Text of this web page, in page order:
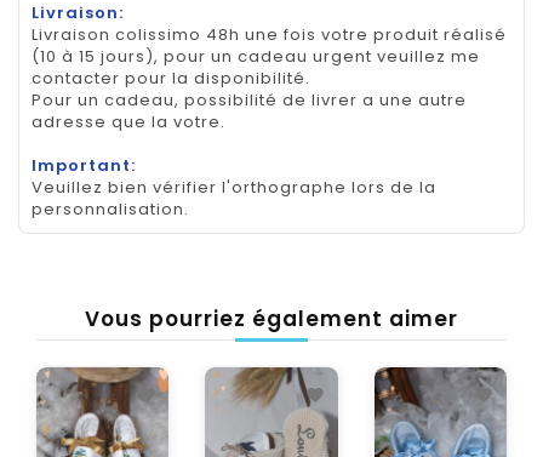
Livraison:
Livraison colissimo 48h une fois votre produit réalisé
(10 à 15 jours), pour un cadeau urgent veuillez me
contacter pour la disponibilité.
Pour un cadeau, possibilité de livrer a une autre
adresse que la votre.
Important:
Veuillez bien vérifier l'orthographe lors de la
personnalisation.
Vous pourriez également aimer